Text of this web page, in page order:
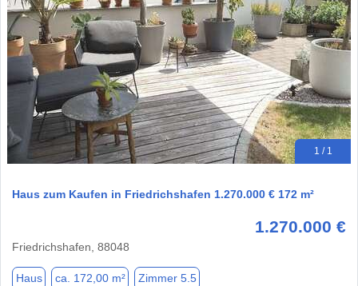
1 / 1
Haus zum Kaufen in Friedrichshafen 1.270.000 € 172 m²
1.270.000 €
Friedrichshafen, 88048
Haus ca. 172,00 m² Zimmer 5.5